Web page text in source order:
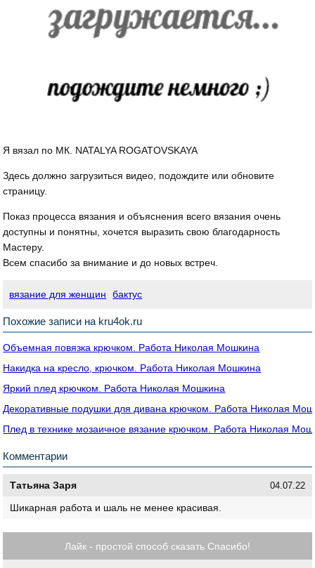
Я вязал по МК. NATALYA ROGATOVSKAYA
Здесь должно загрузиться видео, подождите или обновите
страницу.
Показ процесса вязания и объяснения всего вязания очень
доступны и понятны, хочется выразить свою благодарность
Мастеру.
Всем спасибо за внимание и до новых встреч.
вязание для женщин бактус
Похожие записи на kru4ok.ru
Объемная повязка крючком. Работа Николая Мошкина
Накидка на кресло, крючком. Работа Николая Мошкина
Яркий плед крючком. Работа Николая Мошкина
Декоративные подушки для дивана крючком. Работа Николая
Плед в технике мозаичное вязание крючком. Работа Николая
Комментарии
Татьяна Заря 04.07.22
Шикарная работа и шаль не менее красивая.
Лайк - простой способ сказать Спасибо!